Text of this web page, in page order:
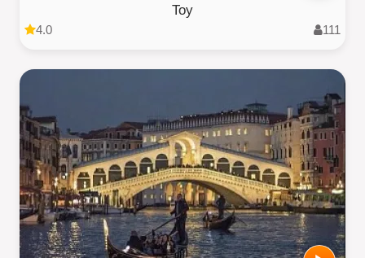
Toy
4.0 111